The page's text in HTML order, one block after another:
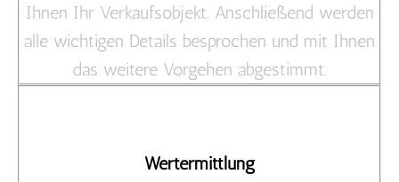
Ihnen Ihr Verkaufsobjekt. Anschließend werden
alle wichtigen Details besprochen und mit Ihnen
das weitere Vorgehen abgestimmt.
Wertermittlung